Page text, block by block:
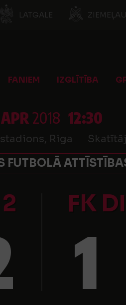
LATGALE
FANIEM IZGLĪTĪBA
2018 12:30
Riga
FK
1